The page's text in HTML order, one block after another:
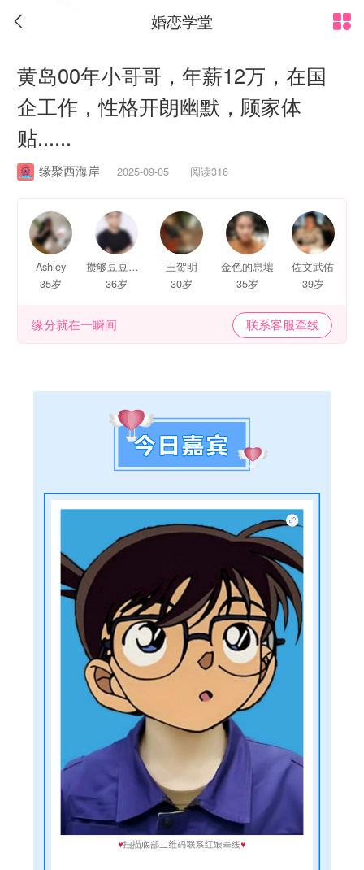
 婚恋学堂
黄岛00年小哥哥，年薪12万，在国
企工作，性格开朗幽默，顾家体
贴......
缘聚西海岸 2025-09-05 阅读316
Ashley
35岁
攒够豆豆就能和你打招呼了
36岁
王贺明
30岁
金色的息壤
35岁
佐文武佑
39岁
缘分就在一瞬间 联系客服牵线
